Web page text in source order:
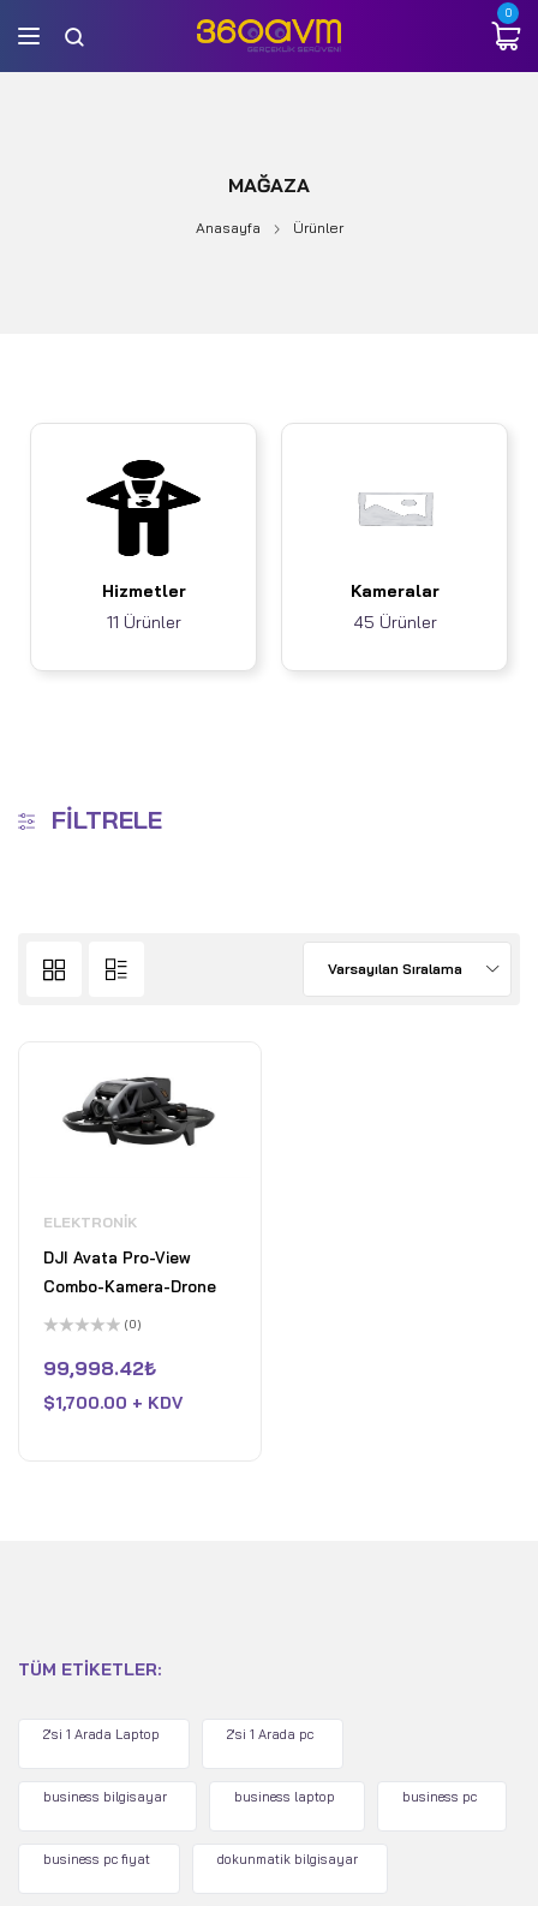
0
MAĞAZA
Anasayfa Ürünler
Hizmetler
11 Ürünler
Kameralar
45 Ürünler
FILTRELE
Varsayılan Sıralama
ELEKTRONIK
DJI Avata Pro-View
Combo-Kamera-Drone
üzerinden
0
aldı
(0)
99,998.42₺
$1,700.00 + KDV
TÜM ETIKETLER:
2'si 1 Arada Laptop 2'si 1 Arada pc
business bilgisayar business laptop business pc
business pc fiyat dokunmatik bilgisayar